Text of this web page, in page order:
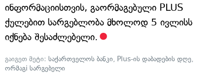
ინფორმაციისთვის, გაორმაგებული PLUS
ქულებით სარგებლობა მხოლოდ 5 ივლისს
იქნება შესაძლებელი.
გაიგეთ მეტი: საქართველოს ბანკი, Plus-ის დაბადების დღე,
ორმაგi სარგებელი